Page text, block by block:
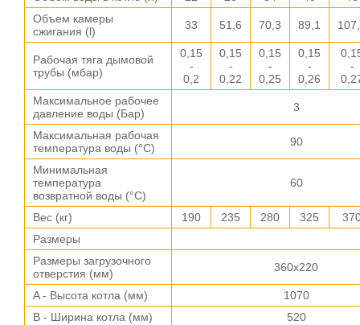
Объем камеры
сжигания (l)
33 51,6 70,3 89,1
Рабочая тяга дымовой
трубы (мбар)
0,15
-
0,2
0,15
-
0,22
0,15
-
0,25
0,15
-
0,26
-
Максимальное рабочее
давление воды (Бар)
3
Максимальная рабочая
температура воды (°C)
90
Минимальная
температура
возвратной воды (°C)
60
Вес (кг) 190 235 280 325
Размеры
Размеры загрузочного
отверстия (мм)
360x220
A - Высота котла (мм)
1070
B - Ширина котла (мм)
520